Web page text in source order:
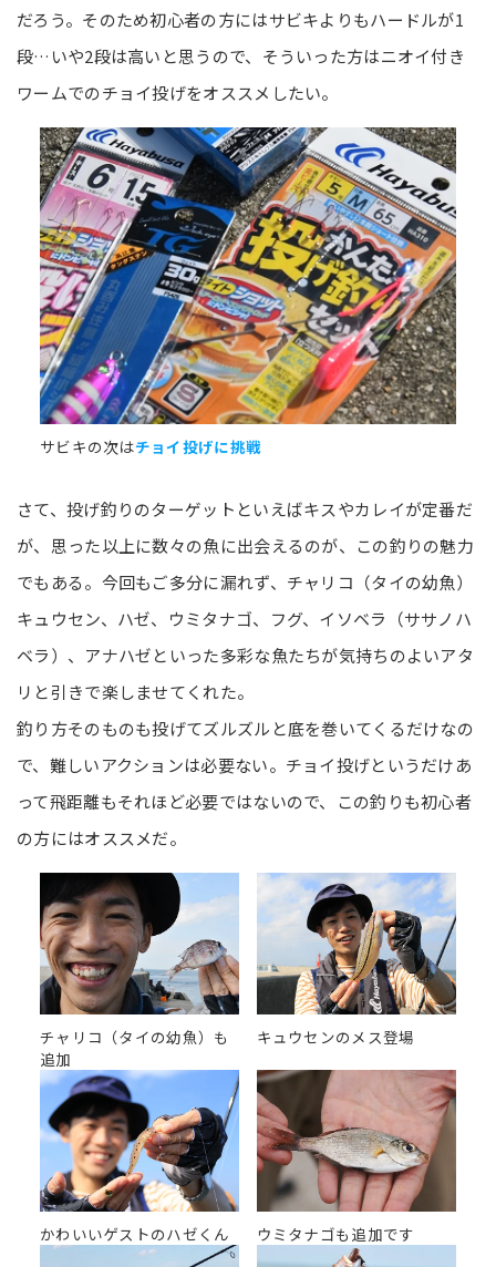
だろう。そのため初心者の方にはサビキよりもハードルが1
段…いや2段は高いと思うので、そういった方はニオイ付き
ワームでのチョイ投げをオススメしたい。
サビキの次はチョイ投げに挑戦
さて、投げ釣りのターゲットといえばキスやカレイが定番だ
が、思った以上に数々の魚に出会えるのが、この釣りの魅力
でもある。今回もご多分に漏れず、チャリコ（タイの幼魚）
キュウセン、ハゼ、ウミタナゴ、フグ、イソベラ（ササノハ
ベラ）、アナハゼといった多彩な魚たちが気持ちのよいアタ
リと引きで楽しませてくれた。
釣り方そのものも投げてズルズルと底を巻いてくるだけなの
で、難しいアクションは必要ない。チョイ投げというだけあ
って飛距離もそれほど必要ではないので、この釣りも初心者
の方にはオススメだ。
チャリコ（タイの幼魚）も
追加
キュウセンのメス登場
かわいいゲストのハゼくん ウミタナゴも追加です